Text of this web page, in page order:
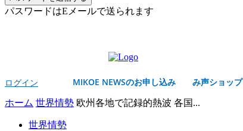
パスワードはEメールで送られます
ログイン MIKOE NEWSのお申し込み み声ショップ
ホーム 世界情勢 欧州各地で記録的熱波 各国...
世界情勢